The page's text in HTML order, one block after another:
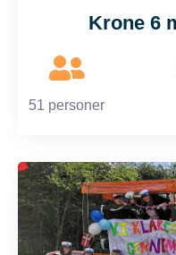
Krone 6
51 personer